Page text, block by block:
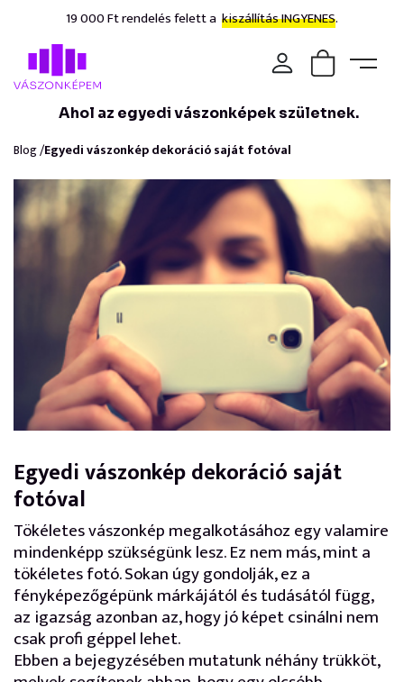
19 000 Ft rendelés felett a kiszállítás INGYENES.
Ahol az egyedi vászonképek születnek.
Blog /Egyedi vászonkép dekoráció saját fotóval
Egyedi vászonkép dekoráció saját
fotóval
Tökéletes vászonkép megalkotásához egy valamire
mindenképp szükségünk lesz. Ez nem más, mint a
tökéletes fotó. Sokan úgy gondolják, ez a
fényképezőgépünk márkájától és tudásától függ,
az igazság azonban az, hogy jó képet csinálni nem
csak profi géppel lehet.
Ebben a bejegyzésében mutatunk néhány trükköt,